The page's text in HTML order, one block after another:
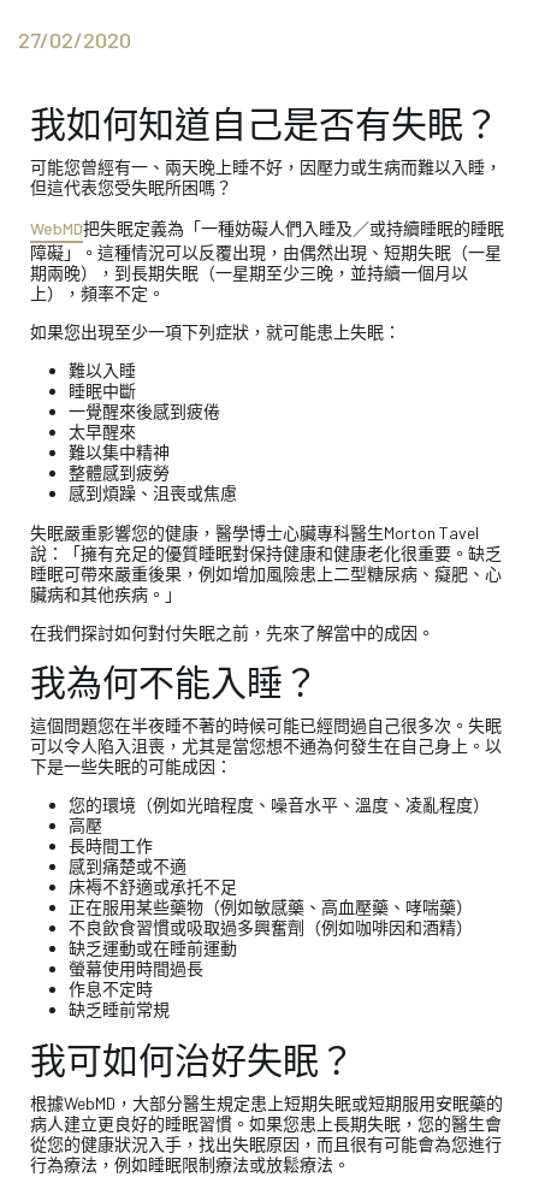
27/02/2020
我如何知道自己是否有失眠？
可能您曾經有一、兩天晚上睡不好，因壓力或生病而難以入睡，
但這代表您受失眠所困嗎？
WebMD把失眠定義為「一種妨礙人們入睡及／或持續睡眠的睡眠
障礙」。這種情況可以反覆出現，由偶然出現、短期失眠（一星
期兩晚），到長期失眠（一星期至少三晚，並持續一個月以
上），頻率不定。
如果您出現至少一項下列症狀，就可能患上失眠：
難以入睡
睡眠中斷
一覺醒來後感到疲倦
太早醒來
難以集中精神
整體感到疲勞
感到煩躁、沮喪或焦慮
失眠嚴重影響您的健康，醫學博士心臟專科醫生Morton Tavel
說：「擁有充足的優質睡眠對保持健康和健康老化很重要。缺乏
睡眠可帶來嚴重後果，例如增加風險患上二型糖尿病、癡肥、心
臟病和其他疾病。」
在我們探討如何對付失眠之前，先來了解當中的成因。
我為何不能入睡？
這個問題您在半夜睡不著的時候可能已經問過自己很多次。失眠
可以令人陷入沮喪，尤其是當您想不通為何發生在自己身上。以
下是一些失眠的可能成因：
您的環境（例如光暗程度、噪音水平、溫度、凌亂程度）
高壓
長時間工作
感到痛楚或不適
床褥不舒適或承托不足
正在服用某些藥物（例如敏感藥、高血壓藥、哮喘藥）
不良飲食習慣或吸取過多興奮劑（例如咖啡因和酒精）
缺乏運動或在睡前運動
螢幕使用時間過長
作息不定時
缺乏睡前常規
我可如何治好失眠？
根據WebMD，大部分醫生規定患上短期失眠或短期服用安眠藥的
病人建立更良好的睡眠習慣。如果您患上長期失眠，您的醫生會
從您的健康狀況入手，找出失眠原因，而且很有可能會為您進行
行為療法，例如睡眠限制療法或放鬆療法。